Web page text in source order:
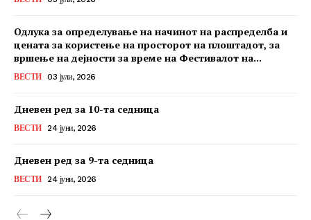
Одлука за определување на начинот на распределба и
цената за користење на просторот на плоштадот, за
вршење на дејности за време на Фестивалот на...
ВЕСТИ 03 јули, 2026
Дневен ред за 10-та седница
ВЕСТИ 24 јуни, 2026
Дневен ред за 9-та седница
ВЕСТИ 24 јуни, 2026